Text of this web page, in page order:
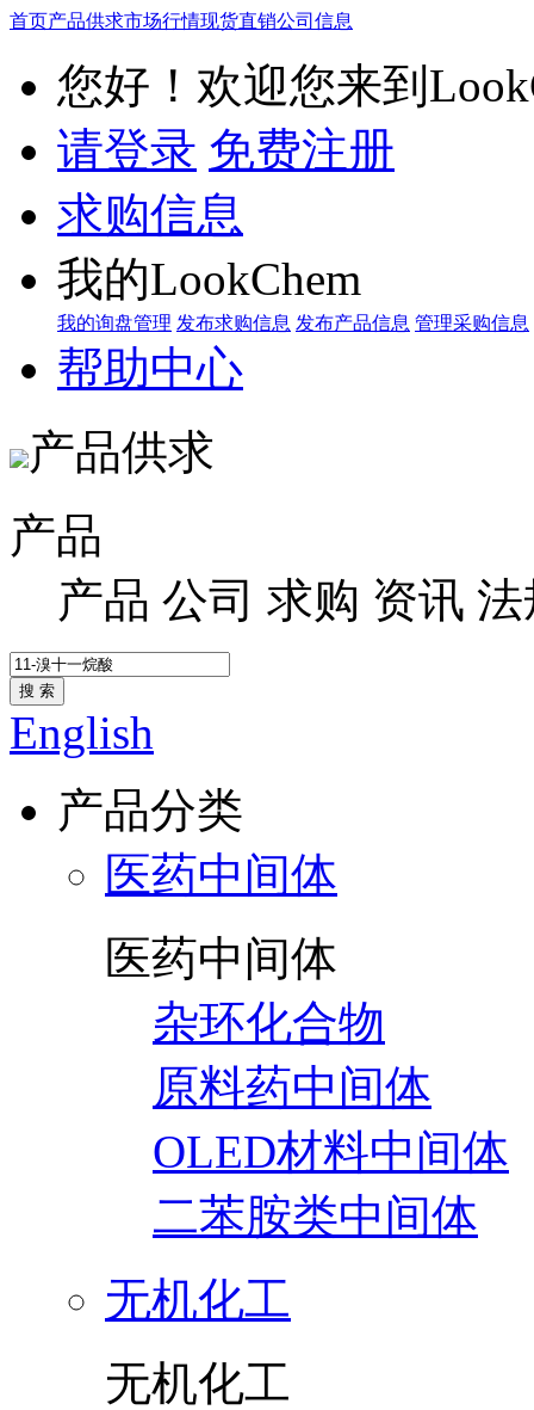
首页产品供求市场行情现货直销公司信息
您好！欢迎您来到
请登录 免费注册
求购信息
我的LookChem
我的询盘管理 发布求购信息 发布产品信息 管理采购信息
帮助中心
产品供求
产品
产品 公司 求购 资讯 法
搜 索
English
产品分类
医药中间体
医药中间体
杂环化合物
原料药中间体
OLED材料中间体
二苯胺类中间体
无机化工
无机化工